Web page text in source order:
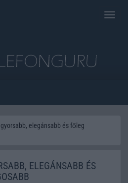
Toggle
elegánsabb és főleg
ELEGÁNSABB ÉS